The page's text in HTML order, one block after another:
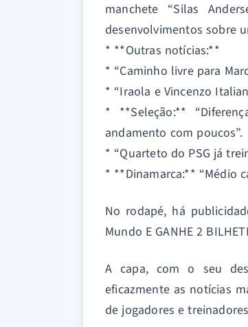
manchete “Silas
desenvolvimentos sobre
* **Outras notícias:**
* “Caminho livre para
* “Iraola e Vincenzo
* **Seleção:**
andamento com poucos”.
* “Quarteto do PSG já
* **Dinamarca:** “Médio
No rodapé, há
Mundo E GANHE 2
A capa, com o seu
eficazmente as notícias
de jogadores e